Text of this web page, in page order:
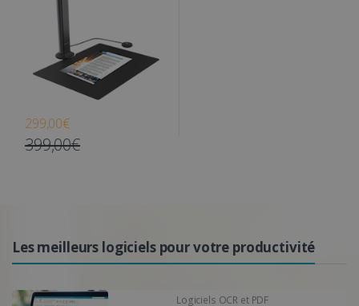
299,00€
399,00€
Les meilleurs logiciels pour votre productivité
Logiciels OCR et PDF